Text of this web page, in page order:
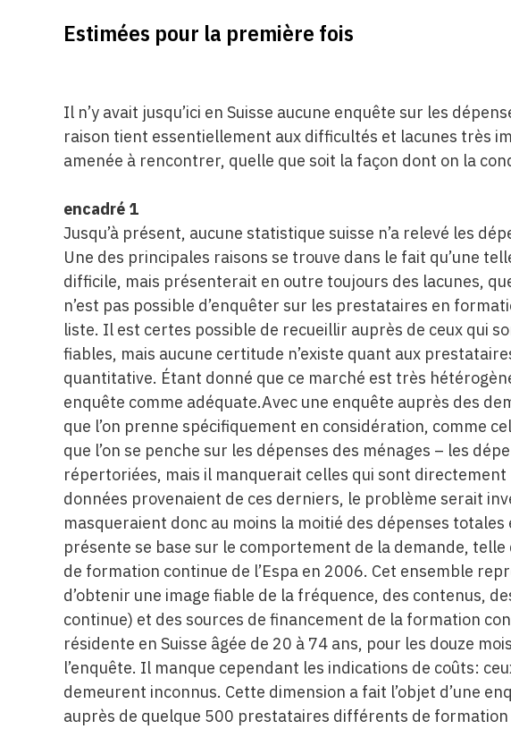
Estimées pour la première fois
Il n’y avait jusqu’ici en Suisse aucune enquête sur les
raison tient essentiellement aux difficultés et lacunes très
amenée à rencontrer, quelle que soit la façon dont on la
encadré 1
Jusqu’à présent, aucune statistique suisse n’a relevé les
Une des principales raisons se trouve dans le fait qu’une
difficile, mais présenterait en outre toujours des lacunes,
n’est pas possible d’enquêter sur les prestataires en
liste. Il est certes possible de recueillir auprès de ceux qui
fiables, mais aucune certitude n’existe quant aux
quantitative. Étant donné que ce marché est très
enquête comme adéquate.Avec une enquête auprès des
que l’on prenne spécifiquement en considération, comme
que l’on se penche sur les dépenses des ménages – les
répertoriées, mais il manquerait celles qui sont directement
données provenaient de ces derniers, le problème serait
masqueraient donc au moins la moitié des dépenses
présente se base sur le comportement de la demande,
de formation continue de l’Espa en 2006. Cet ensemble
d’obtenir une image fiable de la fréquence, des contenus,
continue) et des sources de financement de la formation
résidente en Suisse âgée de 20 à 74 ans, pour les douze
l’enquête. Il manque cependant les indications de coûts:
demeurent inconnus. Cette dimension a fait l’objet d’une
auprès de quelque 500 prestataires différents de formation